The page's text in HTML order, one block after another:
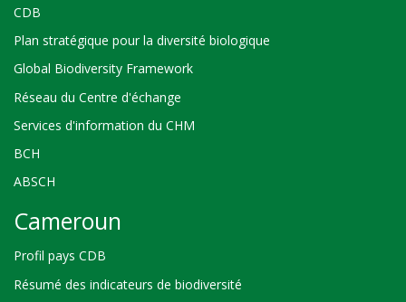
CDB
Plan stratégique pour la diversité biologique
Global Biodiversity Framework
Réseau du Centre d'échange
Services d'information du CHM
BCH
ABSCH
Cameroun
Profil pays CDB
Résumé des indicateurs de biodiversité